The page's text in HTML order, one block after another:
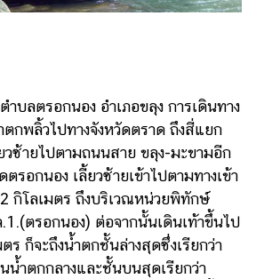
ำบลตรอกนอง อำเภอขลุง การเดินทาง
ตกพลิ้วไปทางจังหวัดตราด ถึงสี่แยก
วซ้ายไปตามถนนสาย ขลุง-มะขามอีก
รอกนอง เลี้ยวซ้ายเข้าไปตามทางเข้า
กิโลเมตร ถึงบริเวณหน่วยพิทักษ์
ตรอกนอง) ต่อจากนั้นเดินเท้าขึ้นไป
ร ก็จะถึงน้ำตกชั้นล่างสุดซึ่งเรียกว่า
น้ำตกกลางและชั้นบนสุดเรียกว่า